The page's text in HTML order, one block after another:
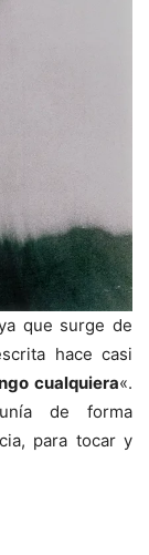
que surge de
hace casi
cualquiera«.
de forma
para tocar y